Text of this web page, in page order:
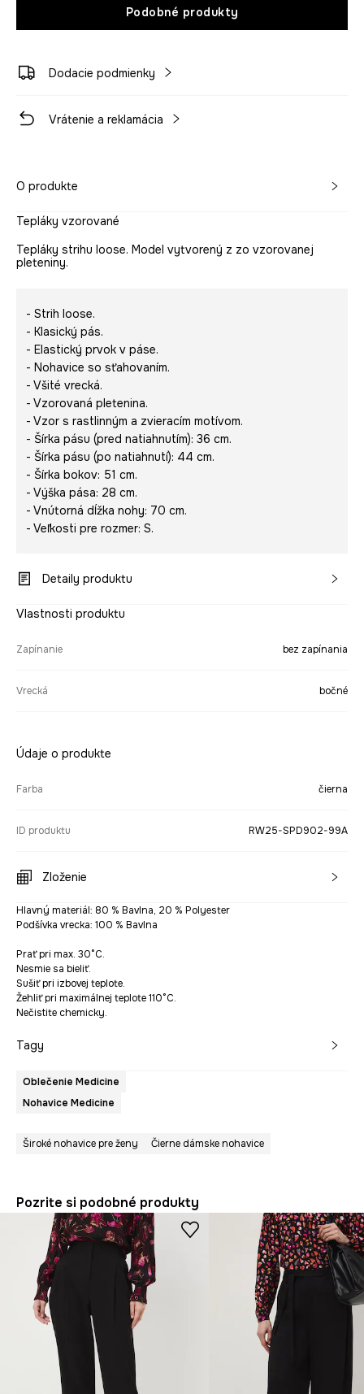
Podobné produkty
Dodacie podmienky
Vrátenie a reklamácia
O produkte
Tepláky vzorované
Tepláky strihu loose. Model vytvorený z zo vzorovanej
pleteniny.
- Strih loose.
- Klasický pás.
- Elastický prvok v páse.
- Nohavice so sťahovaním.
- Všité vrecká.
- Vzorovaná pletenina.
- Vzor s rastlinným a zvieracím motívom.
- Šírka pásu (pred natiahnutím): 36 cm.
- Šírka pásu (po natiahnutí): 44 cm.
- Šírka bokov: 51 cm.
- Výška pása: 28 cm.
- Vnútorná dĺžka nohy: 70 cm.
- Veľkosti pre rozmer: S.
Detaily produktu
Vlastnosti produktu
Zapínanie bez zapínania
Vrecká bočné
Údaje o produkte
Farba čierna
ID produktu RW25-SPD902-99A
Zloženie
Hlavný materiál: 80 % Bavlna, 20 % Polyester
Podšívka vrecka: 100 % Bavlna
Prať pri max. 30°C.
Nesmie sa bieliť.
Sušiť pri izbovej teplote.
Žehliť pri maximálnej teplote 110°C.
Nečistite chemicky.
Tagy
Oblečenie Medicine
Nohavice Medicine
Široké nohavice pre ženy Čierne dámske nohavice
Pozrite si podobné produkty